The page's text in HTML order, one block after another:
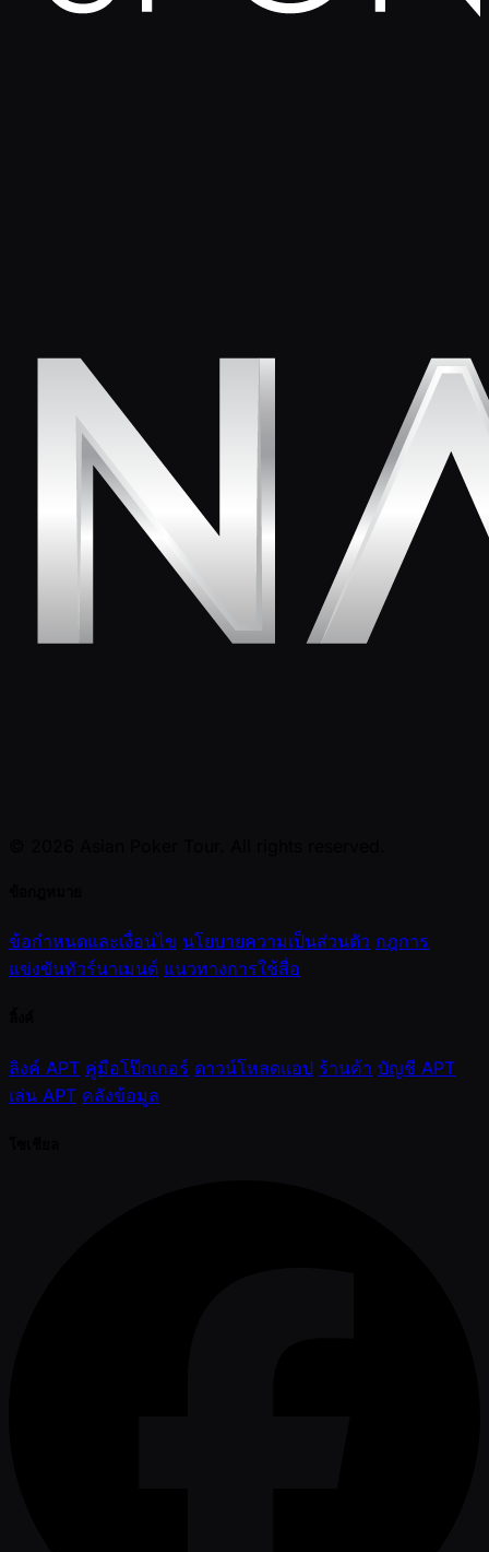
ข้อกำหนดและเงื่อนไข นโยบายความเป็นส่วนตัว กฎการ
แข่งขันทัวร์นาเมนต์ แนวทางการใช้สื่อ
ลิงค์ APT คู่มือโป๊กเกอร์ ดาวน์โหลดแอป ร้านค้า บัญชี APT
เล่น APT คลังข้อมูล